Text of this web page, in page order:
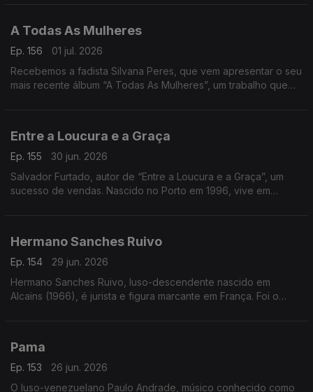
A Todas As Mulheres
Ep. 156
01 jul. 2026
Recebemos a fadista Silvana Peres, que vem apresentar o seu
mais recente álbum “A Todas As Mulheres”, um trabalho que
Entre a Loucura e a Graça
Ep. 155
30 jun. 2026
Salvador Furtado, autor de “Entre a Loucura e a Graça”, um
sucesso de vendas. Nascido no Porto em 1996, vive em
Hermano Sanches Ruivo
Ep. 154
29 jun. 2026
Hermano Sanches Ruivo, luso-descendente nascido em
Alcains (1966), é jurista e figura marcante em França. Foi o
Pama
Ep. 153
26 jun. 2026
O luso-venezuelano Paulo Andrade, músico conhecido como